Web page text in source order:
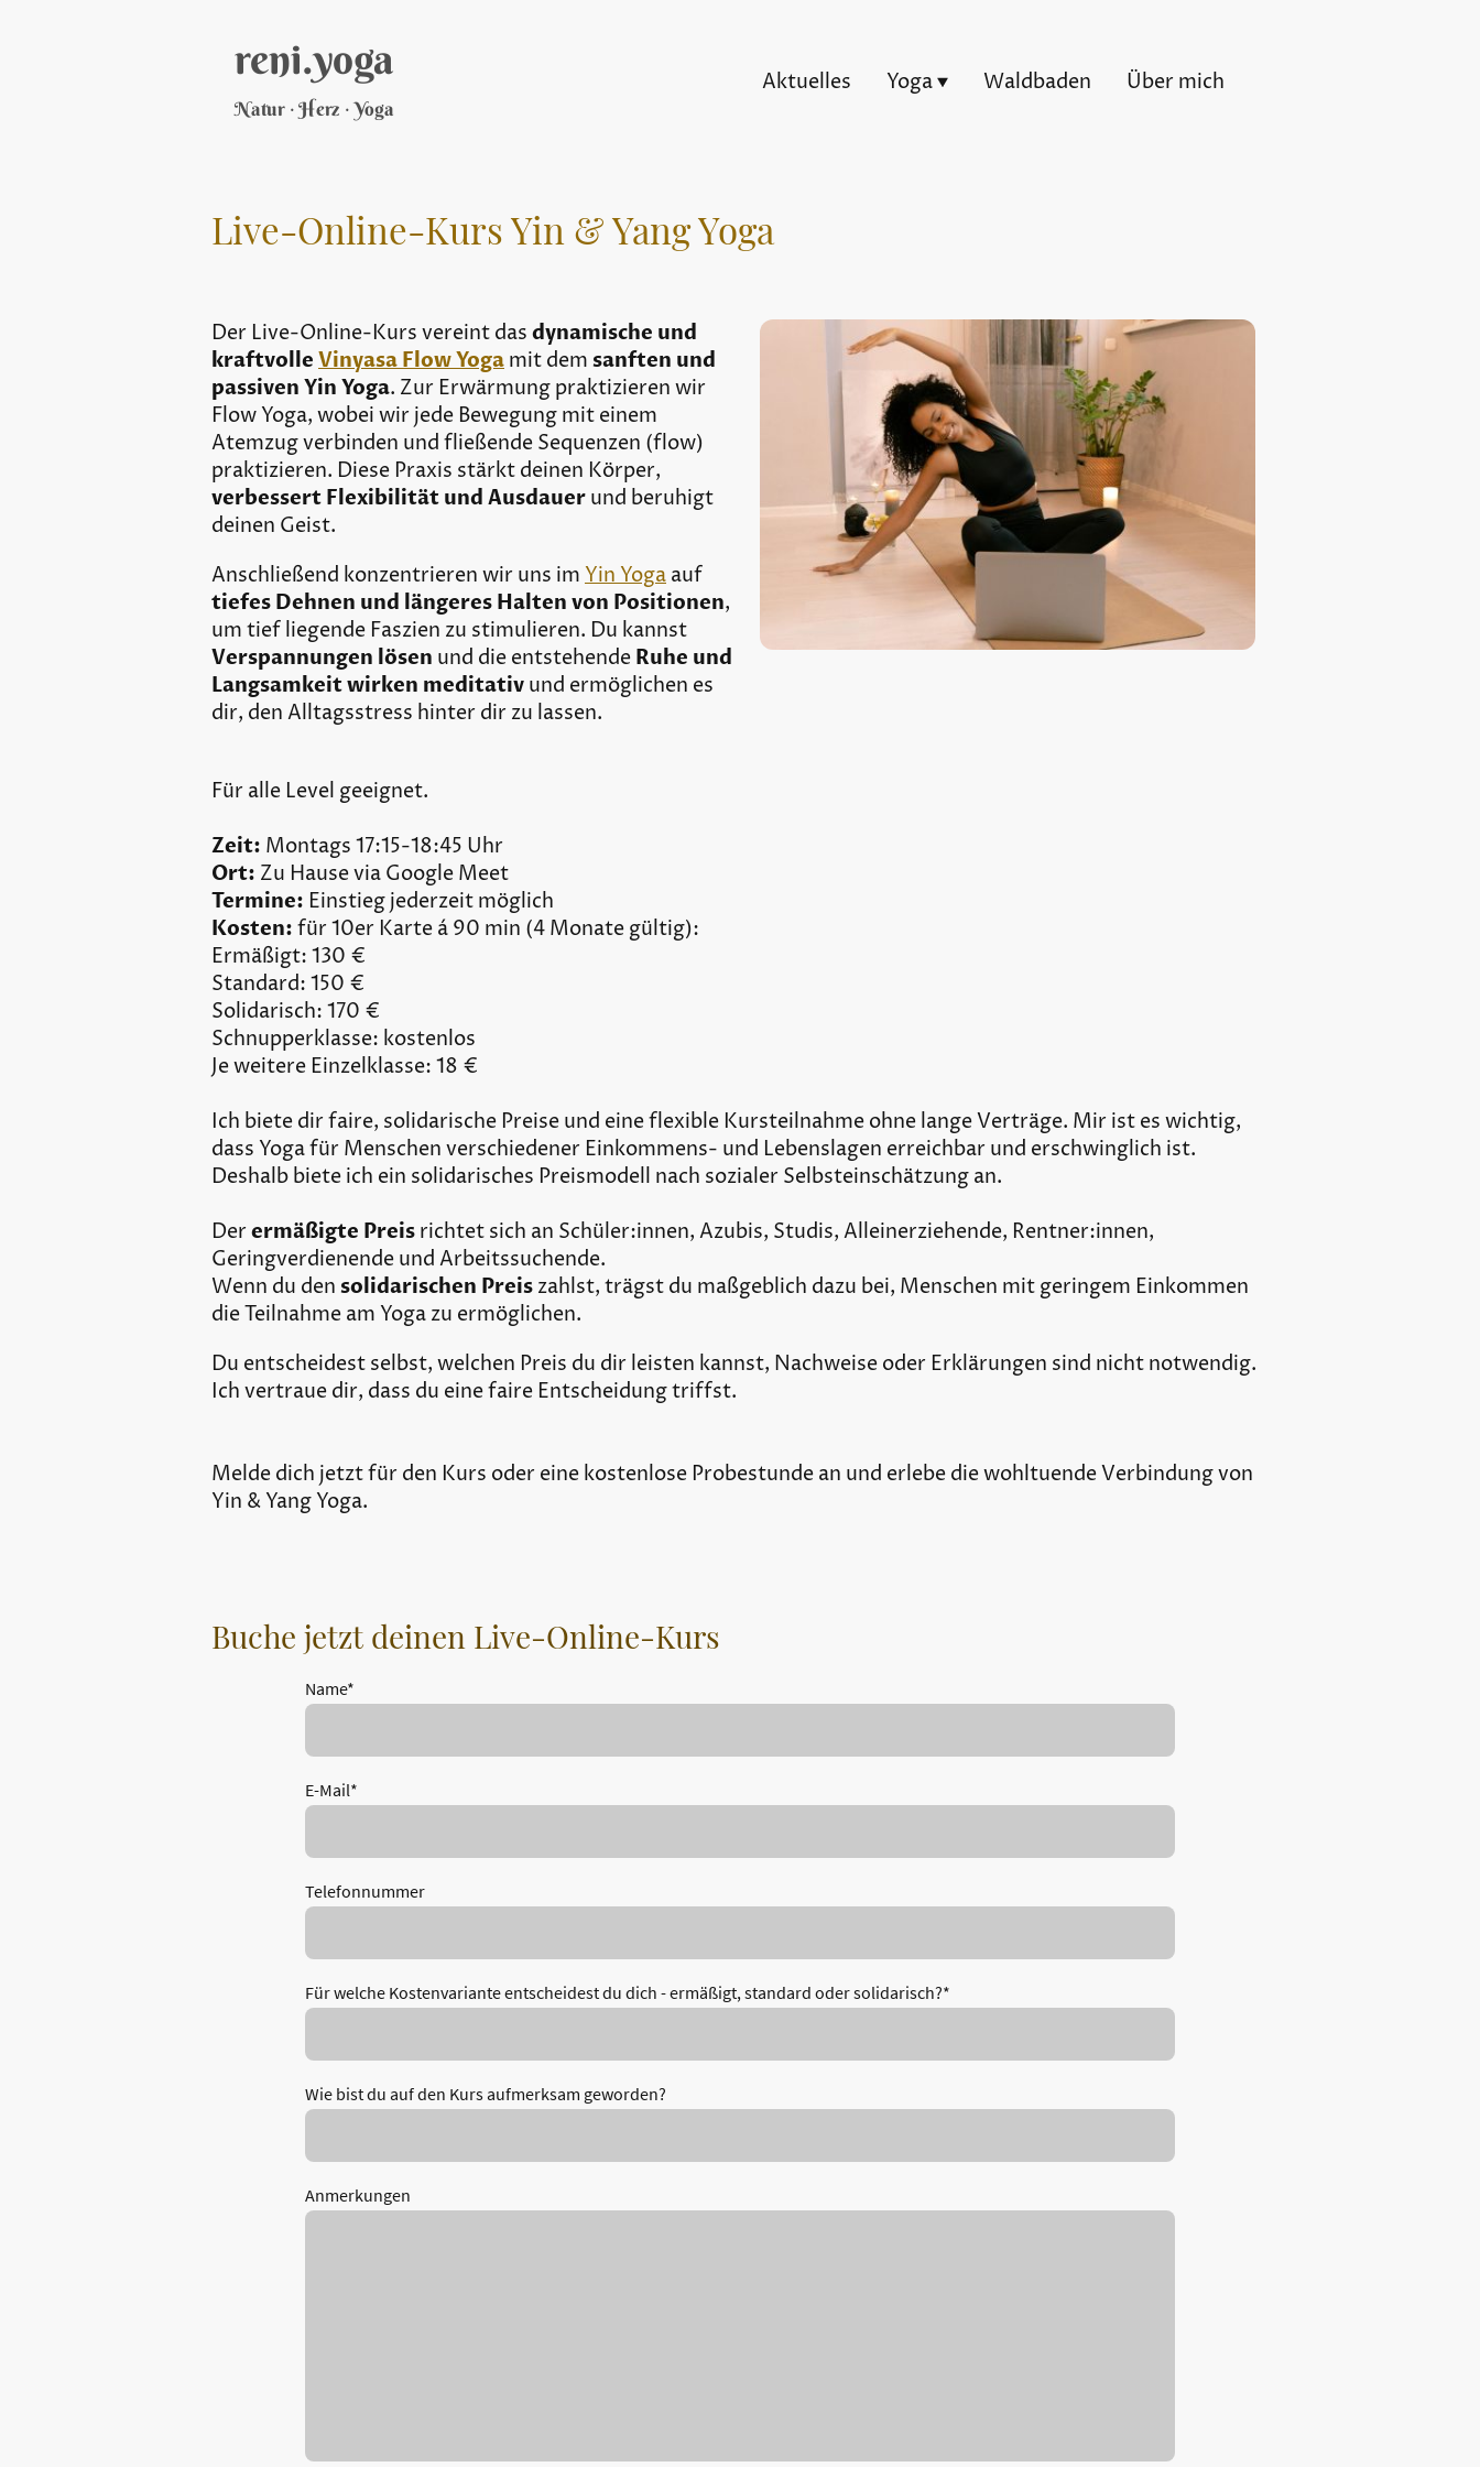
reni.yoga
Natur ·Herz ·Yoga
Aktuelles Yoga Waldbaden Über mich
Live-Online-Kurs Yin & Yang Yoga
Der Live-Online-Kurs vereint das dynamische und
kraftvolle Vinyasa Flow Yoga mit dem sanften und
passiven Yin Yoga. Zur Erwärmung praktizieren wir
Flow Yoga, wobei wir jede Bewegung mit einem
Atemzug verbinden und fließende Sequenzen (flow)
praktizieren. Diese Praxis stärkt deinen Körper,
verbessert Flexibilität und Ausdauer und beruhigt
deinen Geist.
Anschließend konzentrieren wir uns im Yin Yoga auf
tiefes Dehnen und längeres Halten von Positionen,
um tief liegende Faszien zu stimulieren. Du kannst
Verspannungen lösen und die entstehende Ruhe und
Langsamkeit wirken meditativ und ermöglichen es
dir, den Alltagsstress hinter dir zu lassen.
Für alle Level geeignet.
Zeit: Montags 17:15-18:45 Uhr
Ort: Zu Hause via Google Meet
Termine: Einstieg jederzeit möglich
Kosten: für 10er Karte á 90 min (4 Monate gültig):
Ermäßigt: 130 €
Standard: 150 €
Solidarisch: 170 €
Schnupperklasse: kostenlos
Je weitere Einzelklasse: 18 €
Ich biete dir faire, solidarische Preise und eine flexible Kursteilnahme ohne lange Verträge. Mir ist es wichtig,
dass Yoga für Menschen verschiedener Einkommens- und Lebenslagen erreichbar und erschwinglich ist.
Deshalb biete ich ein solidarisches Preismodell nach sozialer Selbsteinschätzung an.
Derermäßigte Preis richtet sich an Schüler:innen, Azubis, Studis, Alleinerziehende, Rentner:innen,
Geringverdienende und Arbeitssuchende.
Wenn du den solidarischen Preis zahlst, trägst du maßgeblich dazu bei, Menschen mit geringem Einkommen
die Teilnahme am Yoga zu ermöglichen.
Du entscheidest selbst, welchen Preis du dir leisten kannst, Nachweise oder Erklärungen sind nicht notwendig.
Ich vertraue dir, dass du eine faire Entscheidung triffst.
Melde dich jetzt für den Kurs oder eine kostenlose Probestunde an und erlebe die wohltuende Verbindung von
Yin & Yang Yoga.
Name*
E-Mail*
Telefonnummer
Für welche Kostenvariante entscheidest du dich - ermäßigt, standard oder solidarisch?*
Wie bist du auf den Kurs aufmerksam geworden?
Anmerkungen
Buche jetzt deinen Live-Online-Kurs